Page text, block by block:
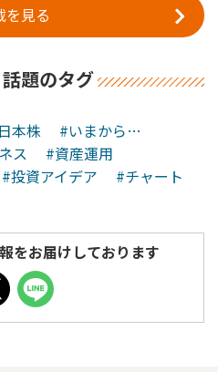
を見る
話題のタグ
本株
#いまから…
ス
#資産運用
#投資アイデア
#チャート
をお届けしております